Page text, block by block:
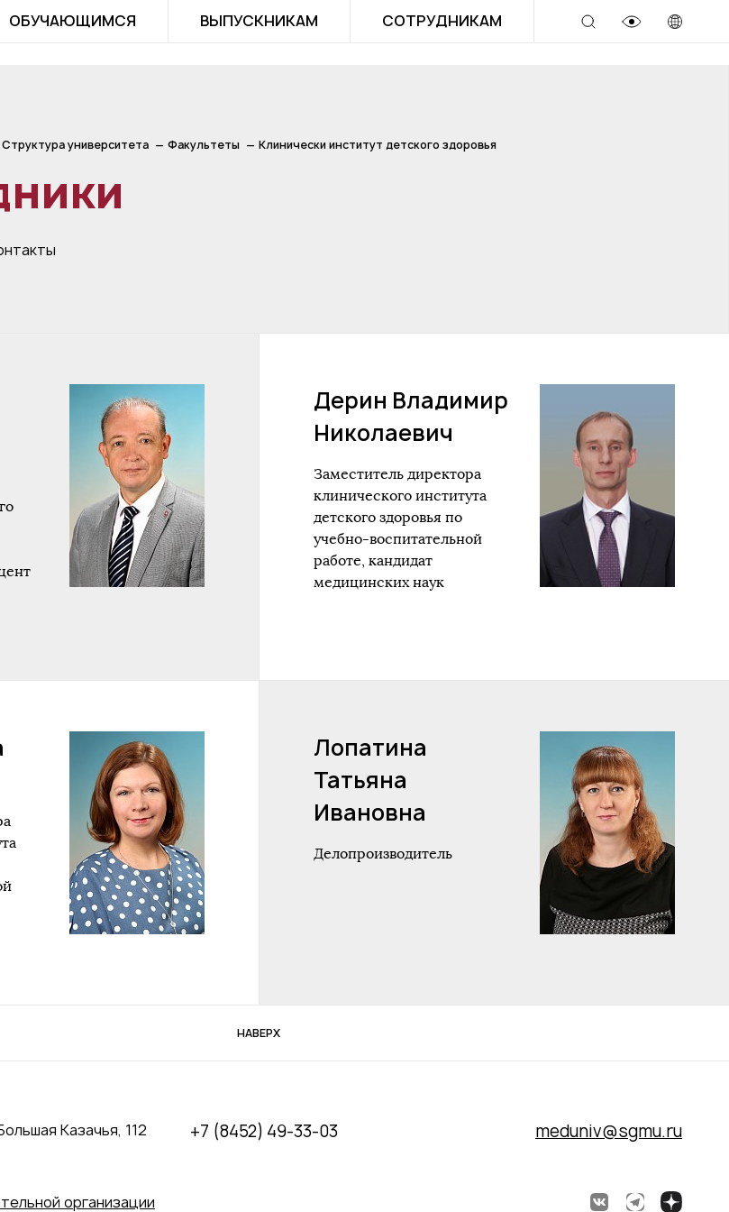
ОБУЧАЮЩИМСЯ ВЫПУСКНИКАМ СОТРУДНИКАМ
Структура университета Факультеты Клинически институт детского здоровья
Дерин Владимир
Николаевич
Заместитель директора
клинического института
детского здоровья по
учебно-воспитательной
работе, кандидат
медицинских наук
Лопатина
Татьяна
Ивановна
Делопроизводитель
НАВЕРХ
Казачья, 112
+7 (8452) 49-33-03 meduniv@sgmu.ru
организации